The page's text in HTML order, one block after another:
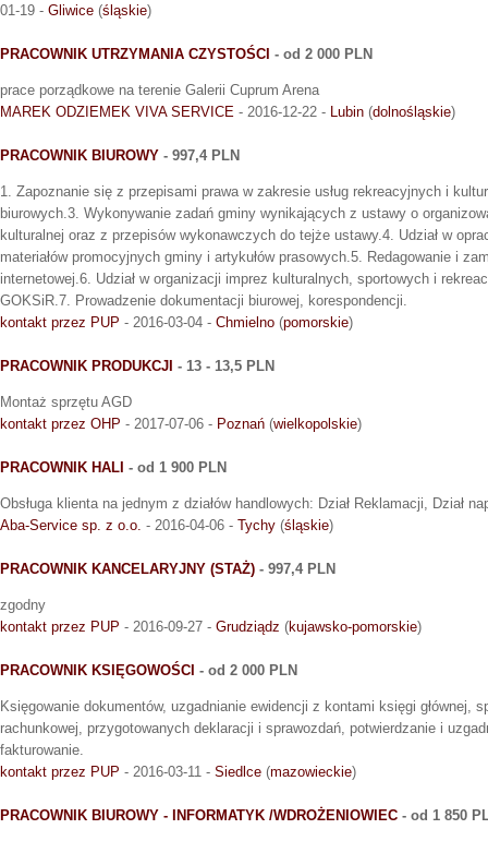
01-19 - Gliwice (śląskie)
PRACOWNIK UTRZYMANIA CZYSTOŚCI - od 2 000 PLN
prace porządkowe na terenie Galerii Cuprum Arena
MAREK ODZIEMEK VIVA SERVICE - 2016-12-22 - Lubin (dolnośląskie)
PRACOWNIK BIUROWY - 997,4 PLN
1. Zapoznanie się z przepisami prawa w zakresie usług rekreacyjnych i
biurowych.3. Wykonywanie zadań gminy wynikających z ustawy o
kulturalnej oraz z przepisów wykonawczych do tejże ustawy.4. Udział w
materiałów promocyjnych gminy i artykułów prasowych.5. Redagowanie i
internetowej.6. Udział w organizacji imprez kulturalnych, sportowych i
GOKSiR.7. Prowadzenie dokumentacji biurowej, korespondencji.
kontakt przez PUP - 2016-03-04 - Chmielno (pomorskie)
PRACOWNIK PRODUKCJI - 13 - 13,5 PLN
Montaż sprzętu AGD
kontakt przez OHP - 2017-07-06 - Poznań (wielkopolskie)
PRACOWNIK HALI - od 1 900 PLN
Obsługa klienta na jednym z działów handlowych: Dział Reklamacji, Dział
Aba-Service sp. z o.o. - 2016-04-06 - Tychy (śląskie)
PRACOWNIK KANCELARYJNY (STAŻ) - 997,4 PLN
zgodny
kontakt przez PUP - 2016-09-27 - Grudziądz (kujawsko-pomorskie)
PRACOWNIK KSIĘGOWOŚCI - od 2 000 PLN
Księgowanie dokumentów, uzgadnianie ewidencji z kontami księgi głównej,
rachunkowej, przygotowanych deklaracji i sprawozdań, potwierdzanie i
fakturowanie.
kontakt przez PUP - 2016-03-11 - Siedlce (mazowieckie)
PRACOWNIK BIUROWY - INFORMATYK /WDROŻENIOWIEC - od 1 850